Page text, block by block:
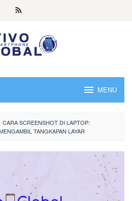
MENU
CARA SCREENSHOT DI LAPTOP:
TANGKAPAN LAYAR